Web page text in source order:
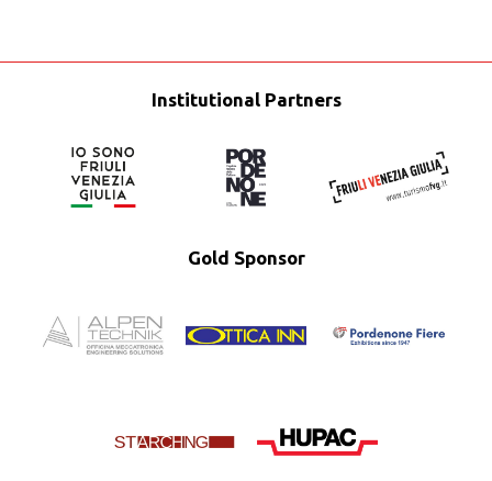
Institutional Partners
Gold Sponsor